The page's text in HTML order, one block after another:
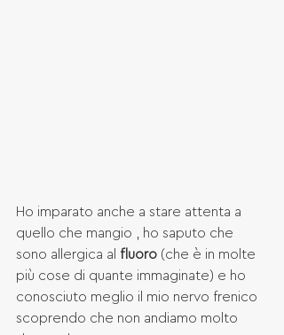
Ho imparato anche a stare attenta a
quello che mangio , ho saputo che
sono allergica al fluoro (che è in molte
più cose di quante immaginate) e ho
conosciuto meglio il mio nervo frenico
scoprendo che non andiamo molto